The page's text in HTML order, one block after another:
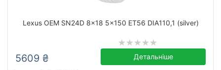
Lexus OEM SN24D 8x18 5x150 ET56 DIA110,1 (silver)
5609 ₴ Детальніше